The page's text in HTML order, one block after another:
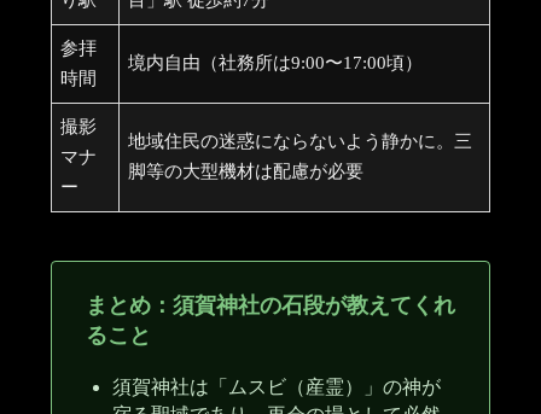
参拝
時間
境内自由（社務所は9:00〜17:00頃）
撮影
マナ
ー
地域住民の迷惑にならないよう静かに。三
脚等の大型機材は配慮が必要
まとめ：須賀神社の石段が教えてくれ
ること
須賀神社は「ムスビ（産霊）」の神が